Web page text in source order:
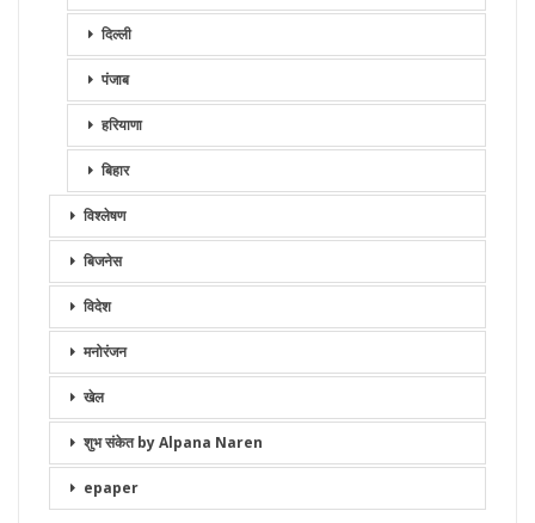
दिल्ली
पंजाब
हरियाणा
बिहार
विश्लेषण
बिजनेस
विदेश
मनोरंजन
खेल
शुभ संकेत by Alpana Naren
epaper